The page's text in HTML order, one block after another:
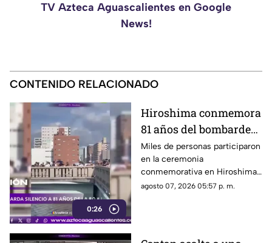
TV Azteca Aguascalientes en Google
News!
CONTENIDO RELACIONADO
0:26
Hiroshima conmemora
81 años del bombardeo
atómico con un minuto
de silencio
Miles de personas participaron
en la ceremonia
conmemorativa en Hiroshima,
donde se recordó a las
agosto 07, 2026 05:57 p. m.